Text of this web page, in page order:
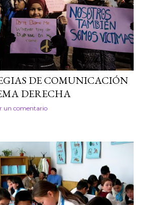
DE COMUNICACIÓN
DERECHA
un comentario